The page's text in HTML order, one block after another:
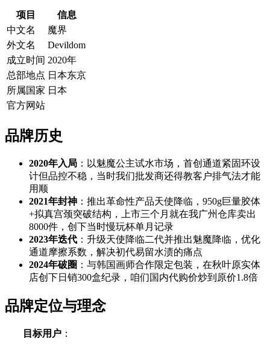
项目
信息
中文名
魔界
外文名
Devildom
成立时间 2020年
总部地点 日本东京
所属国家 日本
官方网站
品牌历史
2020年入局 ：以魅魔公主试水市场，首创通道紧固环设
计但品控不稳，当时我们批发商还得教客户排气法才能
用顺
2021年封神 ：推出革命性产品天使降临，950g巨量胶体
+拟真宫颈突破结构，上市三个月就在我广州仓库卖出
8000件，创下当时慢玩杯单月记录
2023年迭代 ：升级天使降临二代并推出魅魔降临，优化
通道摩擦系数，解决初代易留水渍的痛点
2024年破圈 ：与韩国画师合作限定包装，在秋叶原实体
店创下日销300盒纪录，咱们国内代购价炒到原价1.8倍
品牌定位与理念
目标用户 ：